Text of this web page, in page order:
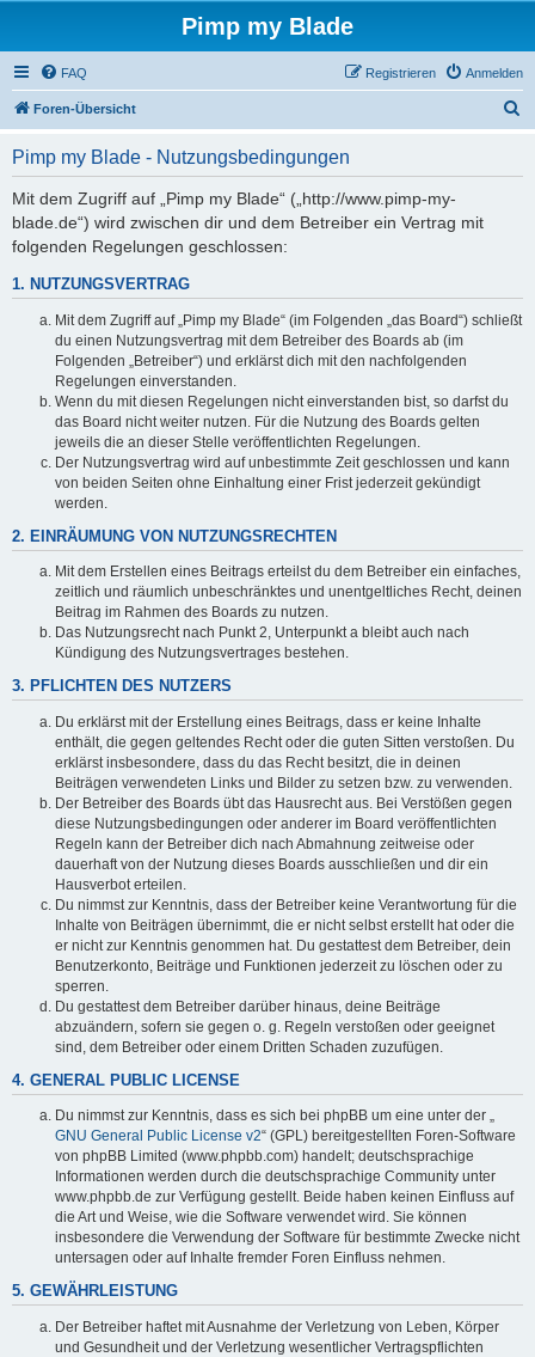
Pimp my Blade
FAQ Anmelden
Registrieren
Foren-Übersicht
Pimp my Blade - Nutzungsbedingungen
Mit dem Zugriff auf „Pimp my Blade“ („http://www.pimp-my-
blade.de“) wird zwischen dir und dem Betreiber ein Vertrag mit
folgenden Regelungen geschlossen:
1. NUTZUNGSVERTRAG
Mit dem Zugriff auf „Pimp my Blade“ (im Folgenden „das Board“) schließt
du einen Nutzungsvertrag mit dem Betreiber des Boards ab (im
Folgenden „Betreiber“) und erklärst dich mit den nachfolgenden
Regelungen einverstanden.
Wenn du mit diesen Regelungen nicht einverstanden bist, so darfst du
das Board nicht weiter nutzen. Für die Nutzung des Boards gelten
jeweils die an dieser Stelle veröffentlichten Regelungen.
Der Nutzungsvertrag wird auf unbestimmte Zeit geschlossen und kann
von beiden Seiten ohne Einhaltung einer Frist jederzeit gekündigt
werden.
2. EINRÄUMUNG VON NUTZUNGSRECHTEN
Mit dem Erstellen eines Beitrags erteilst du dem Betreiber ein einfaches,
zeitlich und räumlich unbeschränktes und unentgeltliches Recht, deinen
Beitrag im Rahmen des Boards zu nutzen.
Das Nutzungsrecht nach Punkt 2, Unterpunkt a bleibt auch nach
Kündigung des Nutzungsvertrages bestehen.
3. PFLICHTEN DES NUTZERS
Du erklärst mit der Erstellung eines Beitrags, dass er keine Inhalte
enthält, die gegen geltendes Recht oder die guten Sitten verstoßen. Du
erklärst insbesondere, dass du das Recht besitzt, die in deinen
Beiträgen verwendeten Links und Bilder zu setzen bzw. zu verwenden.
Der Betreiber des Boards übt das Hausrecht aus. Bei Verstößen gegen
diese Nutzungsbedingungen oder anderer im Board veröffentlichten
Regeln kann der Betreiber dich nach Abmahnung zeitweise oder
dauerhaft von der Nutzung dieses Boards ausschließen und dir ein
Hausverbot erteilen.
Du nimmst zur Kenntnis, dass der Betreiber keine Verantwortung für die
Inhalte von Beiträgen übernimmt, die er nicht selbst erstellt hat oder die
er nicht zur Kenntnis genommen hat. Du gestattest dem Betreiber, dein
Benutzerkonto, Beiträge und Funktionen jederzeit zu löschen oder zu
sperren.
Du gestattest dem Betreiber darüber hinaus, deine Beiträge
abzuändern, sofern sie gegen o. g. Regeln verstoßen oder geeignet
sind, dem Betreiber oder einem Dritten Schaden zuzufügen.
4. GENERAL PUBLIC LICENSE
Du nimmst zur Kenntnis, dass es sich bei phpBB um eine unter der „
GNU General Public License v2“ (GPL) bereitgestellten Foren-Software
von phpBB Limited (www.phpbb.com) handelt; deutschsprachige
Informationen werden durch die deutschsprachige Community unter
www.phpbb.de zur Verfügung gestellt. Beide haben keinen Einfluss auf
die Art und Weise, wie die Software verwendet wird. Sie können
insbesondere die Verwendung der Software für bestimmte Zwecke nicht
untersagen oder auf Inhalte fremder Foren Einfluss nehmen.
5. GEWÄHRLEISTUNG
Der Betreiber haftet mit Ausnahme der Verletzung von Leben, Körper
und Gesundheit und der Verletzung wesentlicher Vertragspflichten